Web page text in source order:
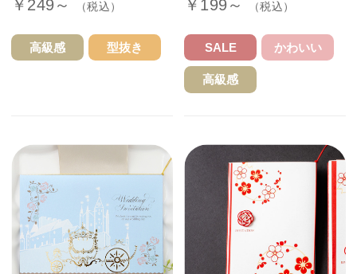
￥249～ （税込）
高級感 型抜き
￥199～ （税込）
SALE かわいい
高級感